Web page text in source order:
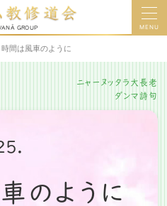
GROUP MENU
時間は風車のように
ニャーヌッタラ大長老
ダンマ詩句
のように